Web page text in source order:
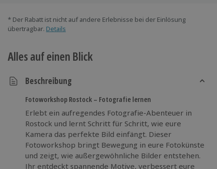
* Der Rabatt ist nicht auf andere Erlebnisse bei der Einlösung
übertragbar. Details
Alles auf einen Blick
Beschreibung
Fotoworkshop Rostock – Fotografie lernen
Erlebt ein aufregendes Fotografie-Abenteuer in
Rostock und lernt Schritt für Schritt, wie eure
Kamera das perfekte Bild einfängt. Dieser
Fotoworkshop bringt Bewegung in eure Fotokünste
und zeigt, wie außergewöhnliche Bilder entstehen.
Ihr entdeckt spannende Motive, verbessert eure